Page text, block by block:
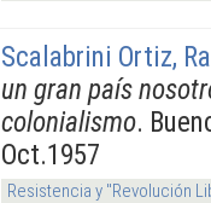
Scalabrini Ortiz,
un gran país
colonialismo.
Oct.1957
Resistencia y "Revolución